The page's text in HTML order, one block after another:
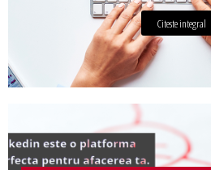
Citeste integral